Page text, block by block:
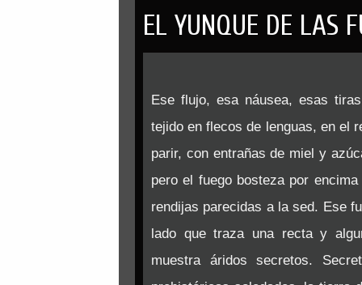
EL YUNQUE DE LAS
Ese flujo, esa náusea, esas
tejido en flecos de lenguas, en el
parir, con entrañas de miel y
pero el fuego bosteza por
rendijas parecidas a la sed. Ese
lado que traza una recta y
muestra áridos secretos.